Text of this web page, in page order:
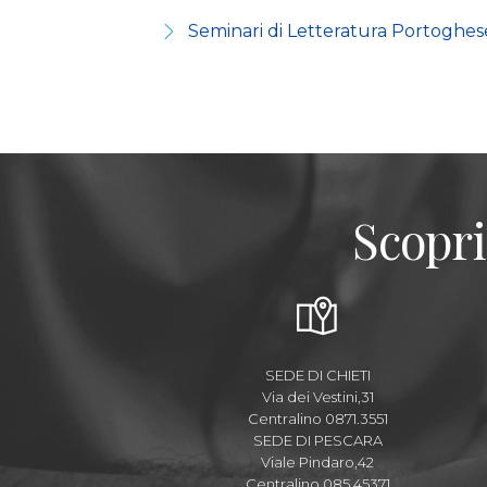
Seminari di Letteratura
SEDE DI CHIETI
Via dei Vestini,31
Centralino 0871.3551
SEDE DI PESCARA
Viale Pindaro,42